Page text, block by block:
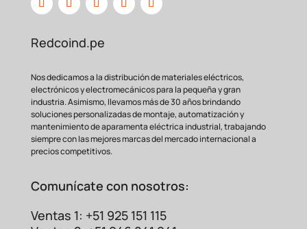
circuitos que manejan
calidad o de un tamaño
incorrecto puede
resultar en sobrecalentamiento, aumento
de la resistencia eincluso incendios. El
E2516 está perfectamente dimensionado
para estecalibre, asegurando que toda la
sección del cable esté contenida y
crucial en sistemas como:
Baterías y sistemas de arranque en
vehículos y embarcaciones.
Redcoind.pe
Nos dedicamos a la distribución de materiales eléctricos,
electrónicos y electromecánicos para la pequeña y gran
industria. Asimismo, llevamos más de 30 años brindando
soluciones personalizadas de montaje, automatización y
mantenimiento de aparamenta eléctrica industrial, trabajando
siempre con las mejores marcas del mercado internacional a
precios competitivos.
Comunícate con nosotros:
Ventas 1: +51 925 151 115